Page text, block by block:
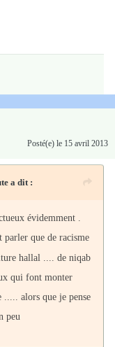
Posté(e) le 15 avril 2013
a dit :
évidemment .
parler que de racisme
hallal .... de niqab
qui font monter
..... alors que je pense
peu